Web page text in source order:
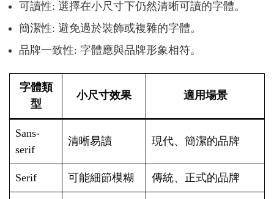
可讀性: 選擇在小尺寸下仍然清晰可讀的字體。
簡潔性: 避免過於裝飾或複雜的字體。
品牌一致性: 字體應與品牌形象相符。
字體類
型
小尺寸效果 適用場景
Sans-
serif
清晰易讀 現代、簡潔的品牌
Serif 可能細節模糊 傳統、正式的品牌